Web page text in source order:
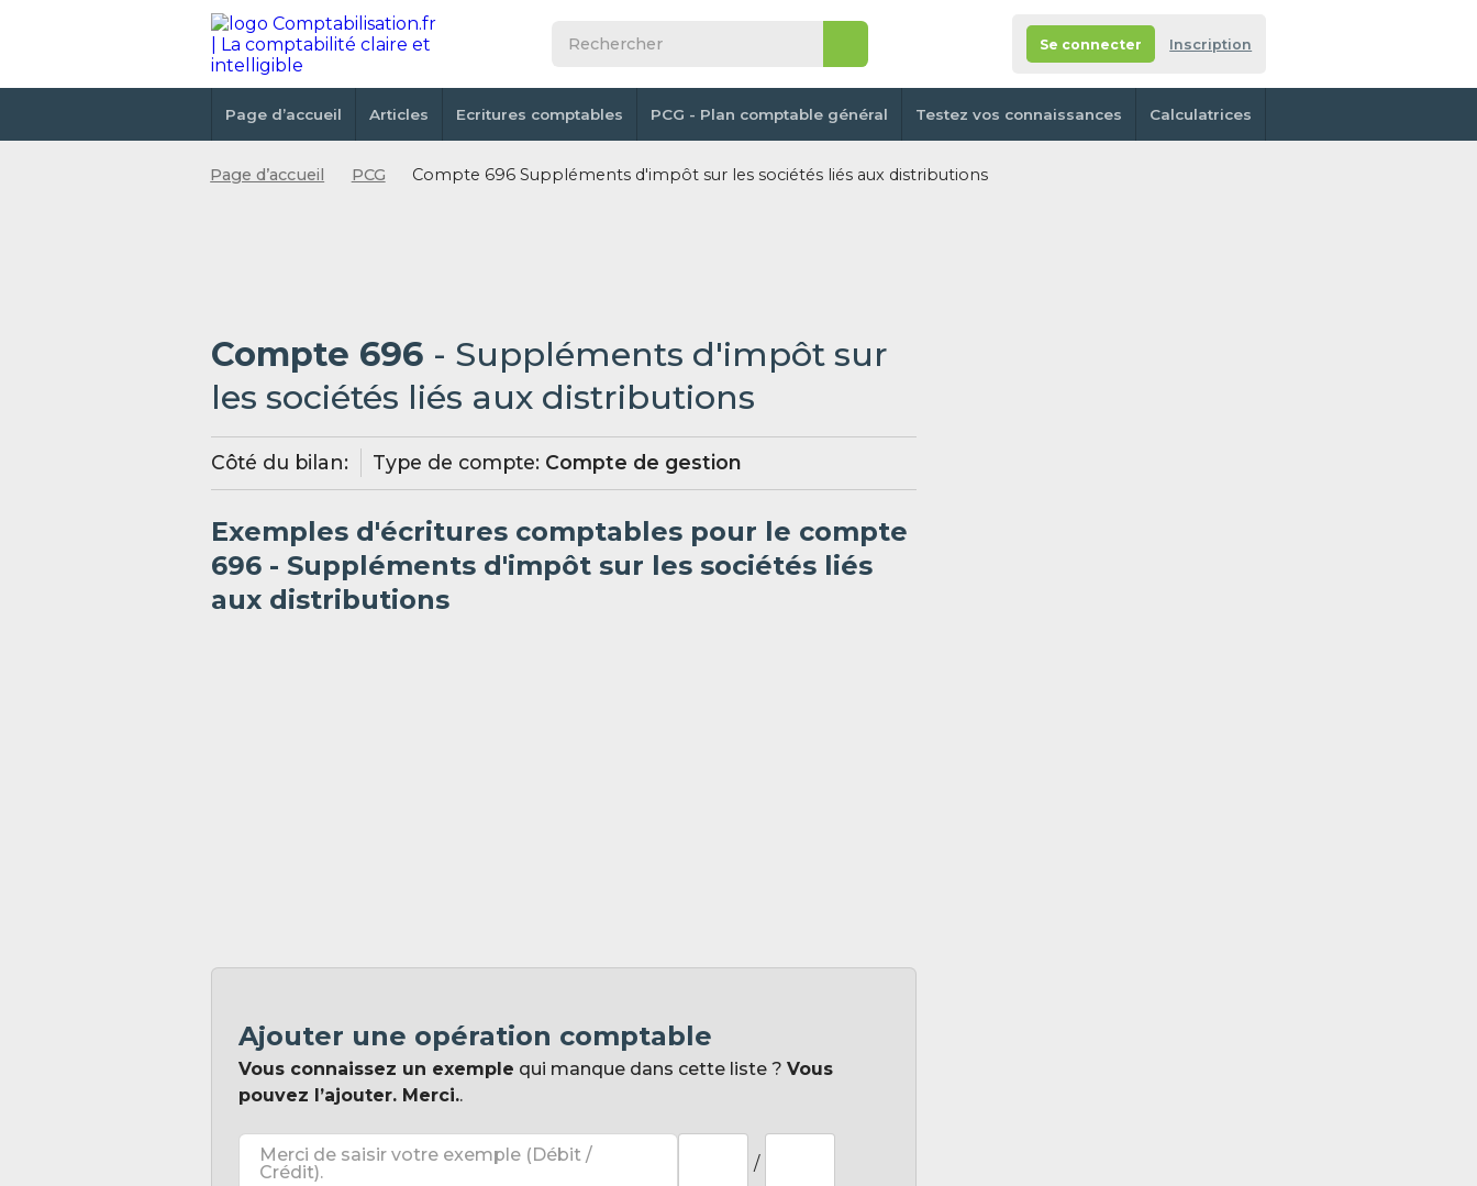
Se connecter Inscription
Page d’accueil Articles Ecritures comptables PCG - Plan comptable général Testez vos connaissances Calculatrices
Page d’accueil PCG Compte 696 Suppléments d'impôt sur les sociétés liés aux distributions
Compte 696 - Suppléments d'impôt sur
les sociétés liés aux distributions
Côté du bilan: Type de compte: Compte de gestion
Exemples d'écritures comptables pour le compte
696 - Suppléments d'impôt sur les sociétés liés
aux distributions
Ajouter une opération comptable
Vous connaissez un exemple qui manque dans cette liste ? Vous
pouvez l’ajouter. Merci..
Merci de saisir votre exemple (Débit /
Crédit).
/